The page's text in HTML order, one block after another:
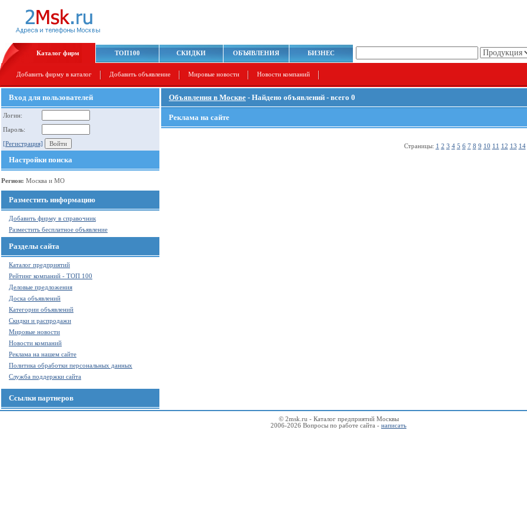
Каталог фирм ТОП100 СКИДКИ ОБЪЯВЛЕНИЯ БИЗНЕС
Добавить фирму в каталог Добавить объявление Мировые новости Новости компаний
Вход для пользователей
Логин:
Пароль:
[Регистрация]
Настройки поиска
Регион: Москва и МО
Разместить информацию
Добавить фирму в справочник
Разместить бесплатное объявление
Разделы сайта
Каталог предприятий
Рейтинг компаний - ТОП 100
Деловые предложения
Доска объявлений
Категории объявлений
Скидки и распродажи
Мировые новости
Новости компаний
Реклама на нашем сайте
Политика обработки персональных данных
Служба поддержки сайта
Ссылки партнеров
Объявления в Москве - Найдено объявлений - всего 0
Реклама на сайте
Страницы: 1 2 3 4 5 6 7 8 9 10 11 12 13 14
© 2msk.ru - Каталог предприятий Москвы
2006-2026 Вопросы по работе сайта - написать